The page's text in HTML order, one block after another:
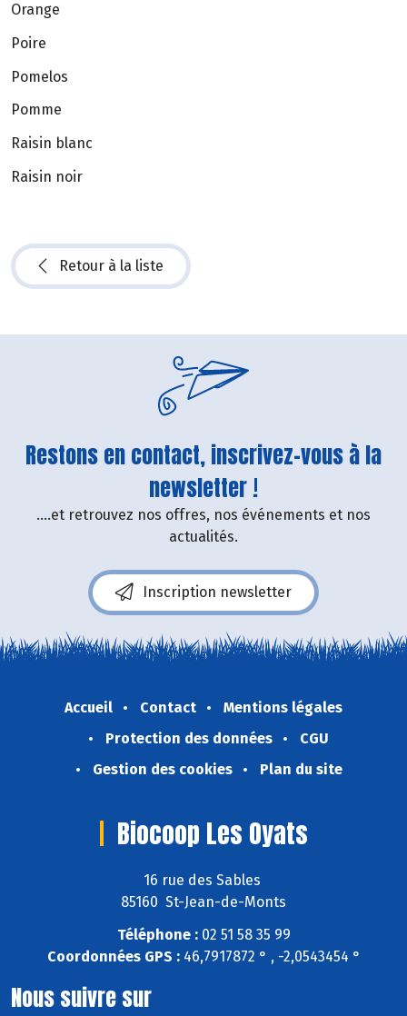
Orange
Poire
Pomelos
Pomme
Raisin blanc
Raisin noir
Retour à la liste
Restons en contact, inscrivez-vous à la
newsletter !
....et retrouvez nos offres, nos événements et nos
actualités.
Inscription newsletter
Accueil Contact
Mentions légales
Protection des données
CGU
Gestion des cookies
Plan du site
Biocoop Les Oyats
16 rue des Sables
85160 St-Jean-de-Monts
Téléphone :02 51 58 35 99
Coordonnées GPS :46,7917872 ° , -2,0543454 °
Nous suivre sur